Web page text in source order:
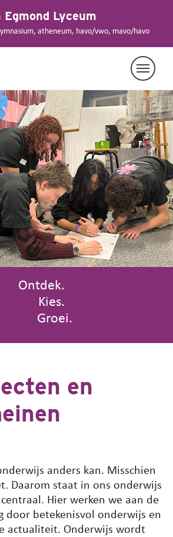
Lyceum
atheneum, havo/vwo, mavo/havo
Ontdek.
Kies.
Groei.
Ontdek.
Kies.
Groei!
en
anders kan. Misschien
Daarom staat in ons onderwijs
centraal. Hier werken we aan de
door betekenisvol onderwijs en
actualiteit. Onderwijs wordt